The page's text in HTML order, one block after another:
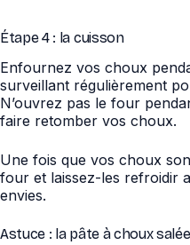
Étape 4 : la cuisson
Enfournez vos choux
surveillant régulièrement
N’ouvrez pas le four
faire retomber vos choux.
Une fois que vos choux
four et laissez-les refroidir
envies.
Astuce : la pâte à choux salée